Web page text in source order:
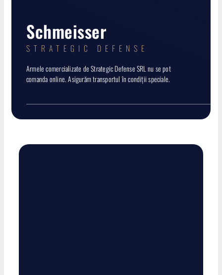
Termoviziune
Accesorii
Promoții
Schmeisser
STRATEGIC DEFENSE
Armele comercializate de Strategic Defense SRL nu se pot
comanda online. Asigurăm transportul în condiții speciale.